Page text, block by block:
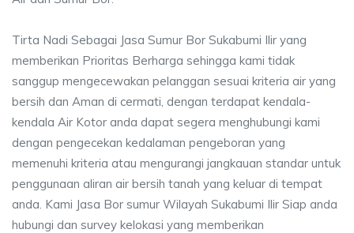
Tirta Nadi Sebagai Jasa Sumur Bor Sukabumi Ilir yang
memberikan Prioritas Berharga sehingga kami tidak
sanggup mengecewakan pelanggan sesuai kriteria air yang
bersih dan Aman di cermati, dengan terdapat kendala-
kendala Air Kotor anda dapat segera menghubungi kami
dengan pengecekan kedalaman pengeboran yang
memenuhi kriteria atau mengurangi jangkauan standar untuk
penggunaan aliran air bersih tanah yang keluar di tempat
anda. Kami Jasa Bor sumur Wilayah Sukabumi Ilir Siap anda
hubungi dan survey kelokasi yang memberikan